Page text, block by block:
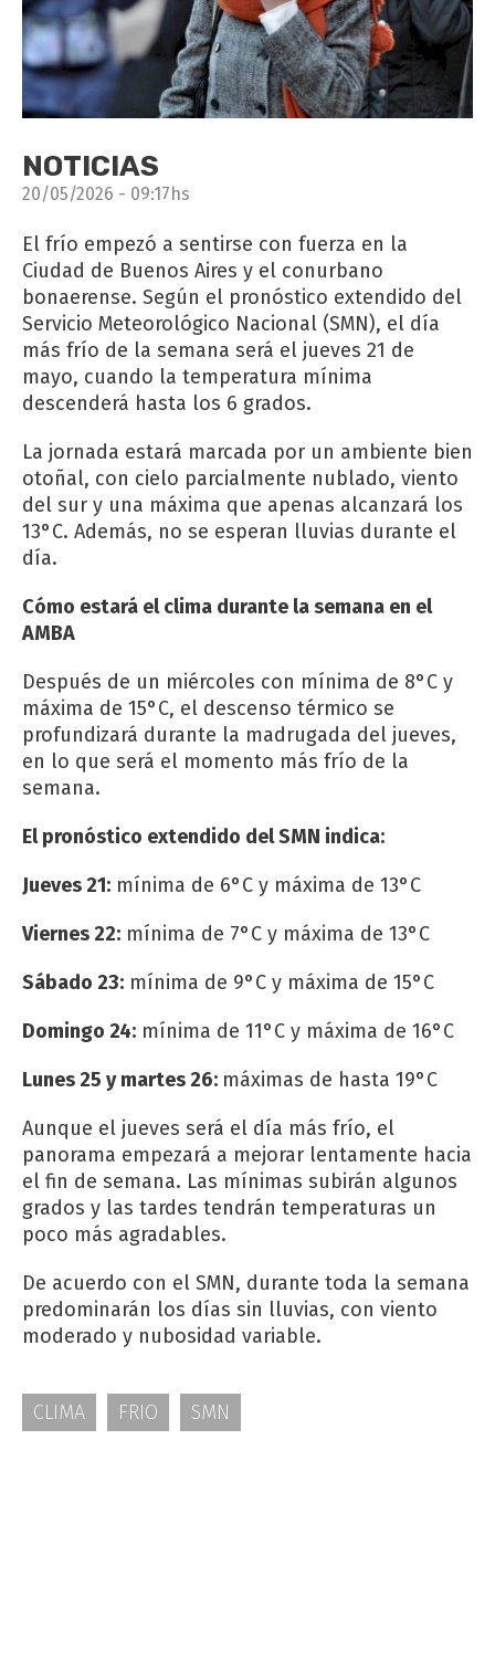
NOTICIAS
20/05/2026 - 09:17hs
El frío empezó a sentirse con fuerza en la
Ciudad de Buenos Aires y el conurbano
bonaerense. Según el pronóstico extendido del
Servicio Meteorológico Nacional (SMN), el día
más frío de la semana será el jueves 21 de
mayo, cuando la temperatura mínima
descenderá hasta los 6 grados.
La jornada estará marcada por un ambiente bien
otoñal, con cielo parcialmente nublado, viento
del sur y una máxima que apenas alcanzará los
13°C. Además, no se esperan lluvias durante el
día.
Cómo estará el clima durante la semana en el
AMBA
Después de un miércoles con mínima de 8°C y
máxima de 15°C, el descenso térmico se
profundizará durante la madrugada del jueves,
en lo que será el momento más frío de la
semana.
El pronóstico extendido del SMN indica:
Jueves 21: mínima de 6°C y máxima de 13°C
Viernes 22: mínima de 7°C y máxima de 13°C
Sábado 23: mínima de 9°C y máxima de 15°C
Domingo 24: mínima de 11°C y máxima de 16°C
Lunes 25 y martes 26: máximas de hasta 19°C
Aunque el jueves será el día más frío, el
panorama empezará a mejorar lentamente hacia
el fin de semana. Las mínimas subirán algunos
grados y las tardes tendrán temperaturas un
poco más agradables.
De acuerdo con el SMN, durante toda la semana
predominarán los días sin lluvias, con viento
moderado y nubosidad variable.
CLIMA FRIO SMN